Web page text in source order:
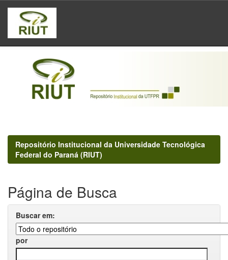
Skip
navigation
Repositório Institucional da Universidade Tecnológica
Federal do Paraná (RIUT)
Página de Busca
Buscar em:
por